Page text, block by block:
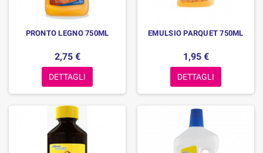
PRONTO LEGNO 750ML
2,75 €
DETTAGLI
EMULSIO PARQUET 750ML
1,95 €
DETTAGLI